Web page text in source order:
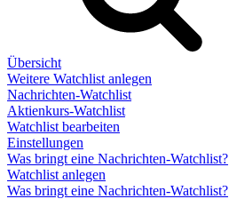
Übersicht
Weitere Watchlist anlegen
Nachrichten-Watchlist
Aktienkurs-Watchlist
Watchlist bearbeiten
Einstellungen
Was bringt eine Nachrichten-Watchlist?
Watchlist anlegen
Was bringt eine Nachrichten-Watchlist?